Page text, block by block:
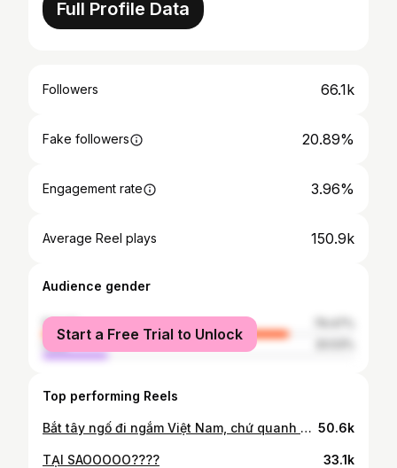
Full Profile Data
Followers 66.1k
Fake followers 20.89%
Engagement rate 3.96%
Average Reel plays 150.9k
Audience gender
female
male
Start a Free Trial to Unlock
Top performing Reels
Bắt tây ngố đi ngắm Việt Nam, chứ quanh quẩn mỗi Hà Nội với HCM thì quá phí 50.6k
TẠI SAOOOOO???? 33.1k